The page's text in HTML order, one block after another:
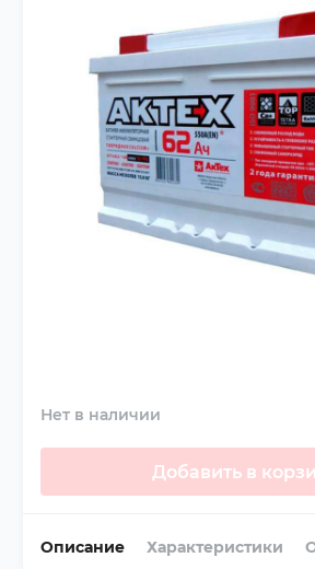
Нет в наличии
Добавить в
Описание Характеристики